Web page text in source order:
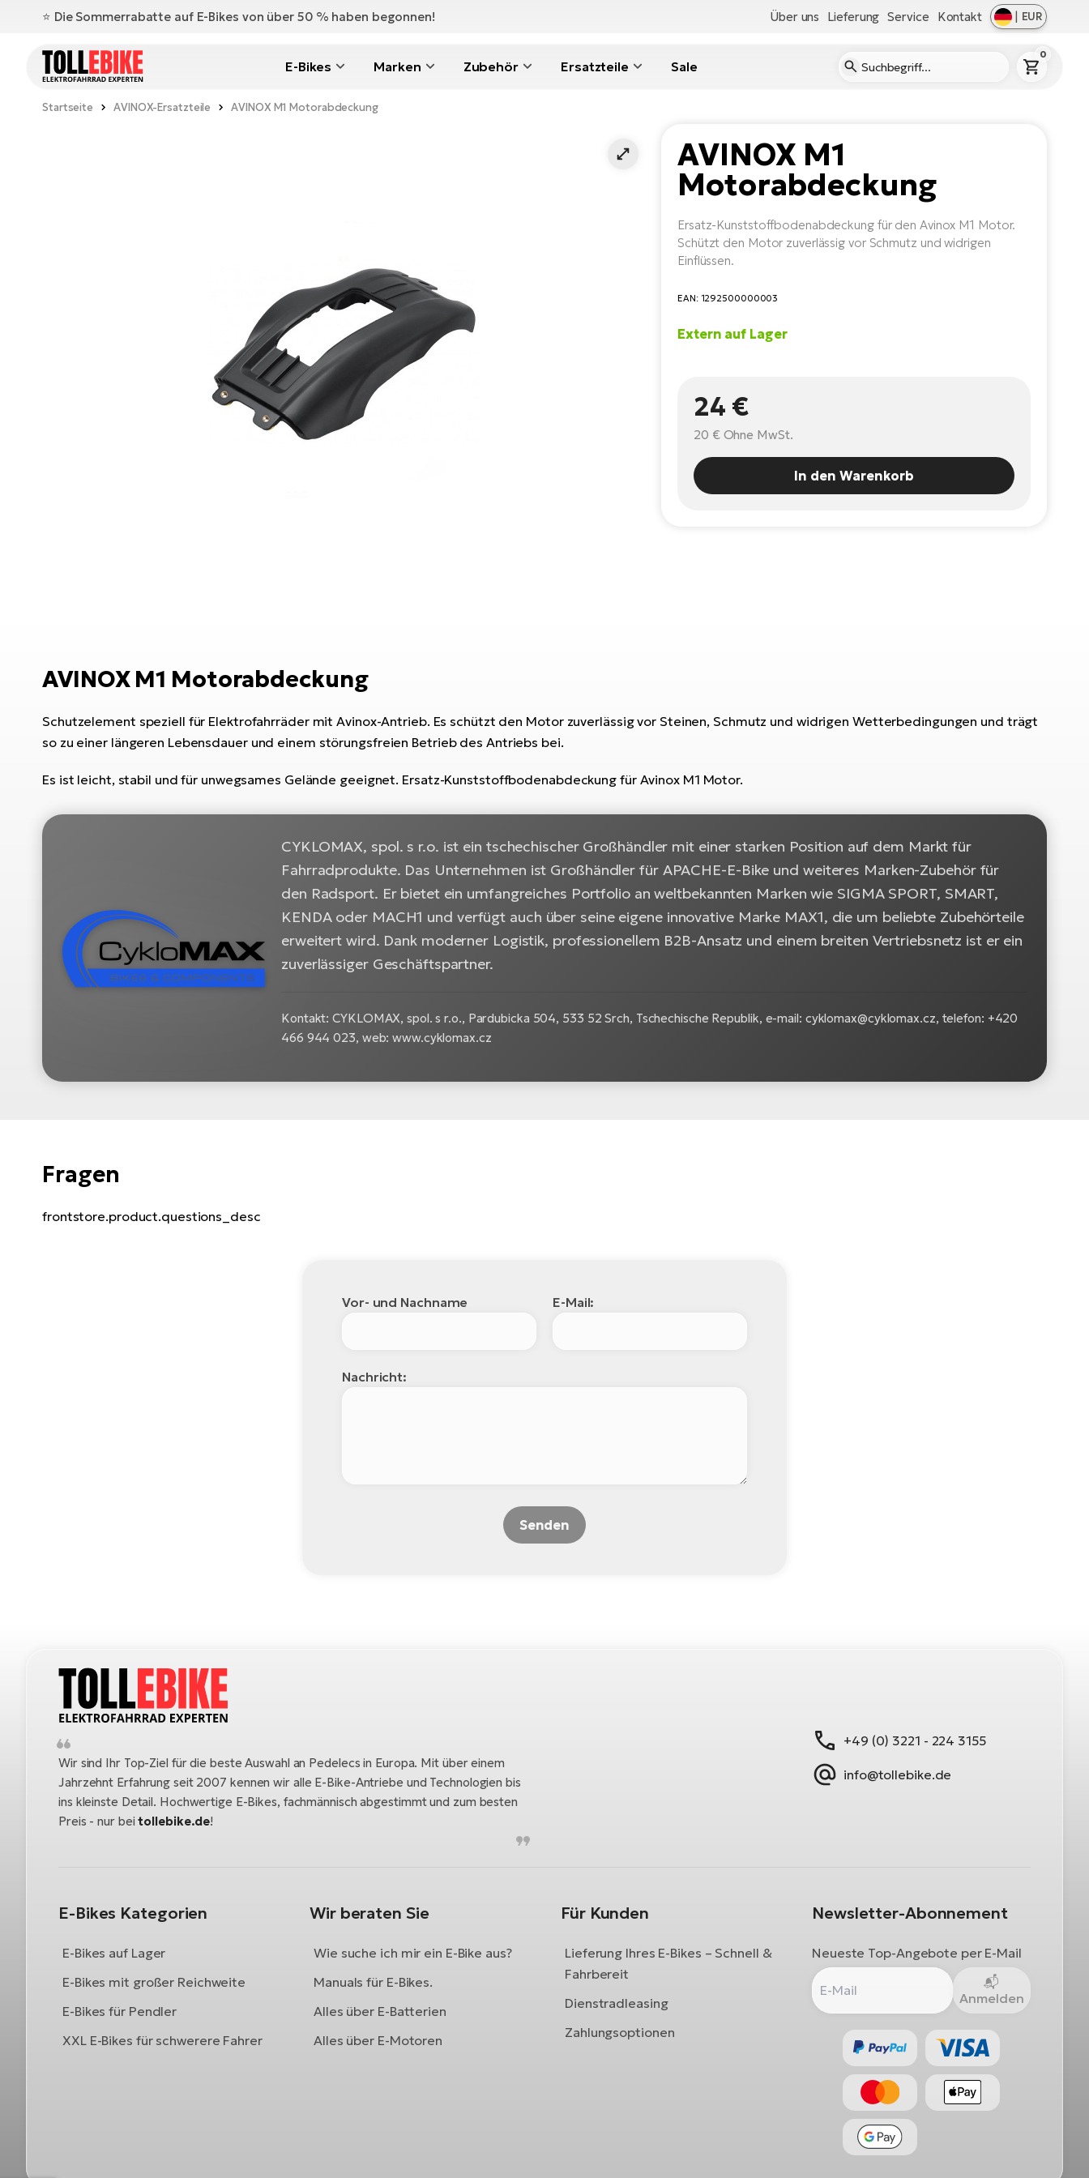
⭐️ Die Sommerrabatte auf E-Bikes von über 50 % haben begonnen! Über uns Lieferung Service Kontakt | EUR
E-Bikes Marken Zubehör Ersatzteile Sale
0
Startseite AVINOX-Ersatzteile AVINOX M1 Motorabdeckung
AVINOX M1
Motorabdeckung
Ersatz-Kunststoffbodenabdeckung für den Avinox M1 Motor.
Schützt den Motor zuverlässig vor Schmutz und widrigen
Einflüssen.
EAN: 1292500000003
Extern auf Lager
24 €
20 € Ohne MwSt.
In den Warenkorb
AVINOX M1 Motorabdeckung
Schutzelement speziell für Elektrofahrräder mit Avinox-Antrieb. Es schützt den Motor zuverlässig vor Steinen, Schmutz und widrigen Wetterbedingungen und trägt
so zu einer längeren Lebensdauer und einem störungsfreien Betrieb des Antriebs bei.
Es ist leicht, stabil und für unwegsames Gelände geeignet. Ersatz-Kunststoffbodenabdeckung für Avinox M1 Motor.
CYKLOMAX, spol. s r.o. ist ein tschechischer Großhändler mit einer starken Position auf dem Markt für
Fahrradprodukte. Das Unternehmen ist Großhändler für APACHE-E-Bike und weiteres Marken-Zubehör für
den Radsport. Er bietet ein umfangreiches Portfolio an weltbekannten Marken wie SIGMA SPORT, SMART,
KENDA oder MACH1 und verfügt auch über seine eigene innovative Marke MAX1, die um beliebte Zubehörteile
erweitert wird. Dank moderner Logistik, professionellem B2B-Ansatz und einem breiten Vertriebsnetz ist er ein
zuverlässiger Geschäftspartner.
Kontakt: CYKLOMAX, spol. s r.o., Pardubicka 504, 533 52 Srch, Tschechische Republik, e-mail: cyklomax@cyklomax.cz, telefon: +420
466 944 023, web: www.cyklomax.cz
Fragen
frontstore.product.questions_desc
Vor- und Nachname E-Mail:
Nachricht:
Senden
Wir sind Ihr Top-Ziel für die beste Auswahl an Pedelecs in Europa. Mit über einem
Jahrzehnt Erfahrung seit 2007 kennen wir alle E-Bike-Antriebe und Technologien bis
ins kleinste Detail. Hochwertige E-Bikes, fachmännisch abgestimmt und zum besten
Preis - nur beitollebike.de!
+49 (0) 3221 - 224 3155
info@tollebike.de
E-Bikes Kategorien
E-Bikes auf Lager
E-Bikes mit großer Reichweite
E-Bikes für Pendler
XXL E-Bikes für schwerere Fahrer
Wir beraten Sie
Wie suche ich mir ein E-Bike aus?
Manuals für E-Bikes.
Alles über E-Batterien
Alles über E-Motoren
Für Kunden
Lieferung Ihres E-Bikes – Schnell &
Fahrbereit
Dienstradleasing
Zahlungsoptionen
Newsletter-Abonnement
Neueste Top-Angebote per E-Mail
Anmelden